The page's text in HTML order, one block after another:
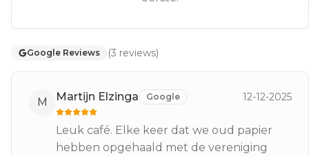
Google Reviews (3 reviews)
M Martijn Elzinga Google 12-12-2025
Leuk café. Elke keer dat we oud papier
hebben opgehaald met de vereniging